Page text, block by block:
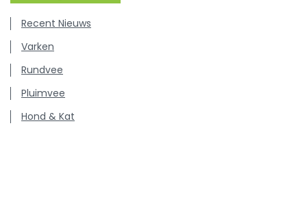
Recent Nieuws
Varken
Rundvee
Pluimvee
Hond & Kat